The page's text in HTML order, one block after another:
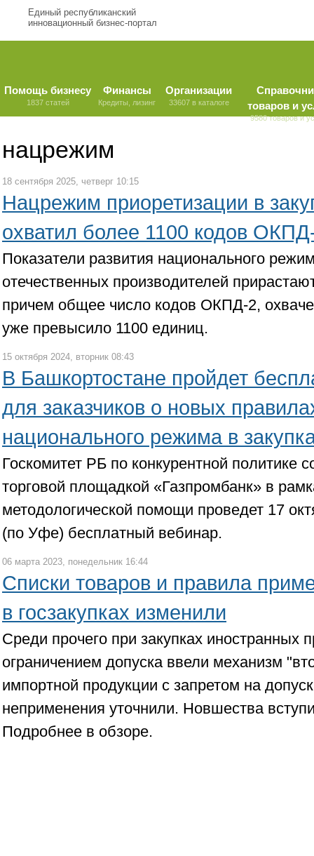
Единый республиканский
инновационный бизнес-портал
Помощь бизнесу
1837 статей
Финансы
Кредиты, лизинг
Организации
33607 в каталоге
товаров и
9580 товаров и
нацрежим
18 сентября 2025, четверг 10:15
Нацрежим приоретизации в
охватил более 1100 кодов
Показатели развития национального
отечественных производителей
причем общее число кодов ОКПД-2,
уже превысило 1100 единиц.
15 октября 2024, вторник 08:43
В Башкортостане пройдет
для заказчиков о новых
национального режима в
Госкомитет РБ по конкурентной политике
торговой площадкой «Газпромбанк» в
методологической помощи проведет 17
(по Уфе) бесплатный вебинар.
06 марта 2023, понедельник 16:44
Списки товаров и правила
в госзакупках изменили
Среди прочего при закупках иностранных
ограничением допуска ввели механизм
импортной продукции с запретом на
неприменения уточнили. Новшества
Подробнее в обзоре.